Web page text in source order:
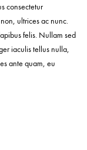
consectetur
ultrices ac nunc.
felis. Nullam sed
iaculis tellus nulla,
ante quam, eu